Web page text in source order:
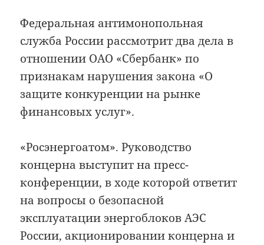
Федеральная антимонопольная
служба России рассмотрит два дела в
отношении ОАО «Сбербанк» по
признакам нарушения закона «О
защите конкуренции на рынке
финансовых услуг».
«Росэнергоатом». Руководство
концерна выступит на пресс-
конференции, в ходе которой ответит
на вопросы о безопасной
эксплуатации энергоблоков АЭС
России, акционировании концерна и